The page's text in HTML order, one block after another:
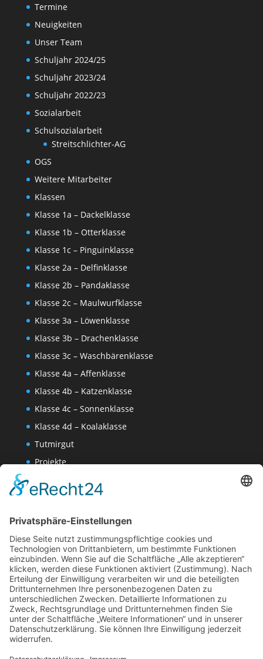
Termine
Neuigkeiten
Unser Team
Schuljahr 2024/25
Schuljahr 2023/24
Schuljahr 2022/23
Sozialarbeit
Schulsozialarbeit
Streitschlichter-AG
OGS
Weitere Mitarbeiter
Klassen
Klasse 1a – Dackelklasse
Klasse 1b – Otterklasse
Klasse 1c – Pinguinklasse
Klasse 2a – Delfinklasse
Klasse 2b – Pandaklasse
Klasse 2c – Maulwurfklasse
Klasse 3a – Löwenklasse
Klasse 3b – Drachenklasse
Klasse 3c – Waschbärenklasse
Klasse 4a – Affenklasse
Klasse 4b – Katzenklasse
Klasse 4c – Sonnenklasse
Klasse 4d – Koalaklasse
Tutmirgut
Projekte
Wissenschaften-AG
Datenschutzerklärung
Website Administration